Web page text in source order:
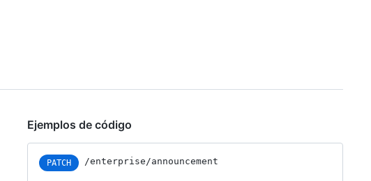
Ejemplos de código
PATCH /enterprise/announcement